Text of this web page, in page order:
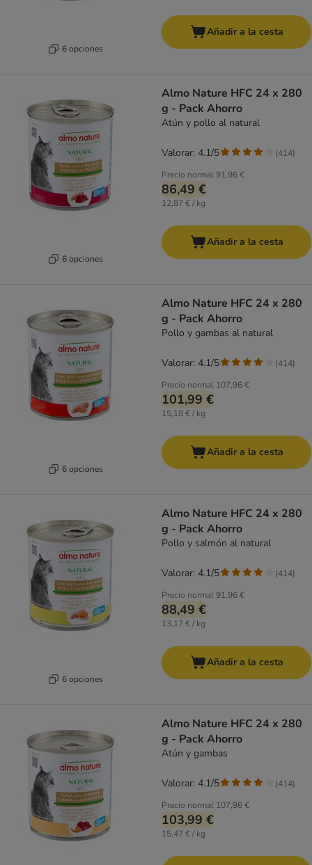
6 opciones
Añadir a la cesta
6 opciones
Almo Nature HFC 24 x 280
g - Pack Ahorro
Atún y pollo al natural
Precio normal91,96 €
86,49 €
12,87 € / kg
Valorar: 4.1/5 (414)
Añadir a la cesta
6 opciones
Almo Nature HFC 24 x 280
g - Pack Ahorro
Pollo y gambas al natural
Precio normal 107,96 €
101,99 €
15,18 € / kg
Valorar: 4.1/5 (414)
Añadir a la cesta
6 opciones
Almo Nature HFC 24 x 280
g - Pack Ahorro
Pollo y salmón al natural
Precio normal91,96 €
88,49 €
13,17 € / kg
Valorar: 4.1/5 (414)
Añadir a la cesta
Almo Nature HFC 24 x 280
g - Pack Ahorro
Atún y gambas
Precio normal 107,96 €
103,99 €
15,47 € / kg
Valorar: 4.1/5 (414)